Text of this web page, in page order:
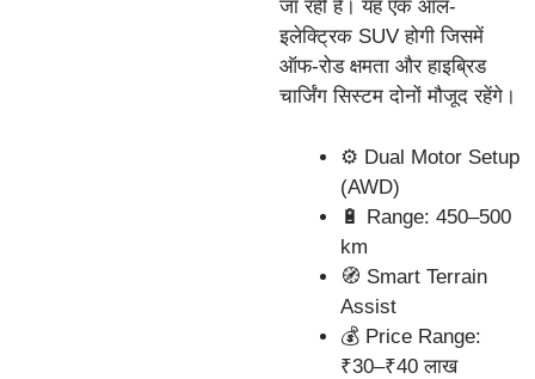
जा रही है। यह एक ऑल-
इलेक्ट्रिक SUV होगी जिसमें
ऑफ-रोड क्षमता और हाइब्रिड
चार्जिंग सिस्टम दोनों मौजूद रहेंगे।
⚙️ Dual Motor Setup
(AWD)
🔋 Range: 450–500
km
🧭 Smart Terrain
Assist
💰 Price Range:
₹30–₹40 लाख